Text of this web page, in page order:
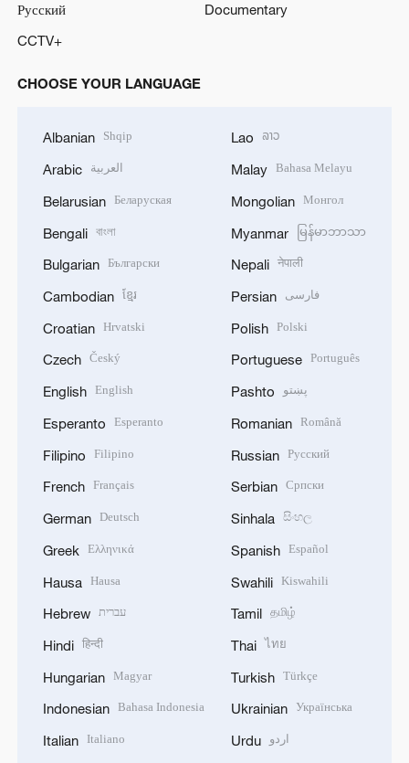
Русский
Documentary
CCTV+
CHOOSE YOUR LANGUAGE
Albanian Shqip
Arabic العربية
Belarusian Беларуская
Bengali বাংলা
Bulgarian Български
Cambodian ខ្មែរ
Croatian Hrvatski
Czech Český
English English
Esperanto Esperanto
Filipino Filipino
French Français
German Deutsch
Greek Ελληνικά
Hausa Hausa
Hebrew עברית
Hindi हिन्दी
Hungarian Magyar
Indonesian Bahasa Indonesia
Italian Italiano
Lao ລາວ
Malay Bahasa Melayu
Mongolian Монгол
Myanmar မြန်မာဘာသာ
Nepali नेपाली
Persian فارسی
Polish Polski
Portuguese Português
Pashto پښتو
Romanian Română
Russian Русский
Serbian Српски
Sinhala සිංහල
Spanish Español
Swahili Kiswahili
Tamil தமிழ்
Thai ไทย
Turkish Türkçe
Ukrainian Українська
Urdu اردو